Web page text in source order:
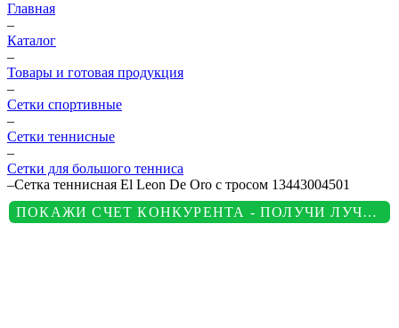
Главная
–
Каталог
–
Товары и готовая продукция
–
Сетки спортивные
–
Сетки теннисные
–
Сетки для большого тенниса
–Сетка теннисная El Leon De Oro с тросом 13443004501
ПОКАЖИ СЧЕТ КОНКУРЕНТА - ПОЛУЧИ ЛУЧШУЮ ЦЕНУ